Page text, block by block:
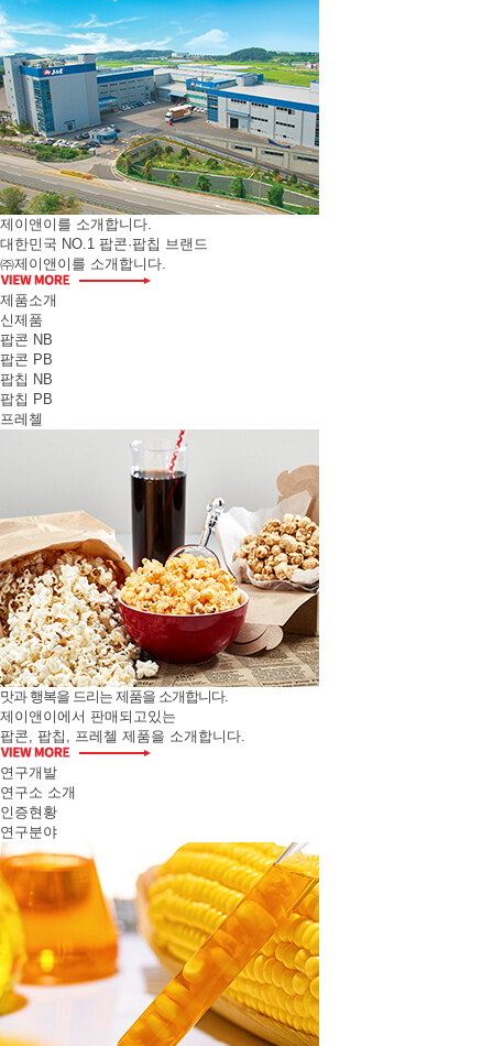
제이앤이를 소개합니다.
대한민국 NO.1 팝콘·팝칩 브랜드
㈜제이앤이를 소개합니다.
제품소개
신제품
팝콘 NB
팝콘 PB
팝칩 NB
팝칩 PB
프레첼
맛과 행복을 드리는 제품을 소개합니다.
제이앤이에서 판매되고있는
팝콘, 팝칩, 프레첼 제품을 소개합니다.
연구개발
연구소 소개
인증현황
연구분야